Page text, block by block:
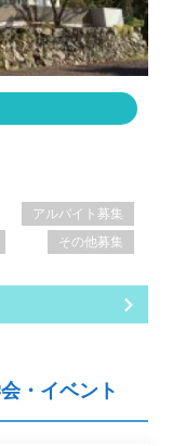
アルバイト募集
その他募集
・イベント